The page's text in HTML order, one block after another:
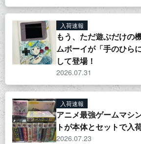
入荷速報
もう、ただ遊ぶだけの
ムボーイが「手のひら
して登場！
2026.07.31
入荷速報
アニメ最強ゲームマシ
トが本体とセットで入
2026.07.23